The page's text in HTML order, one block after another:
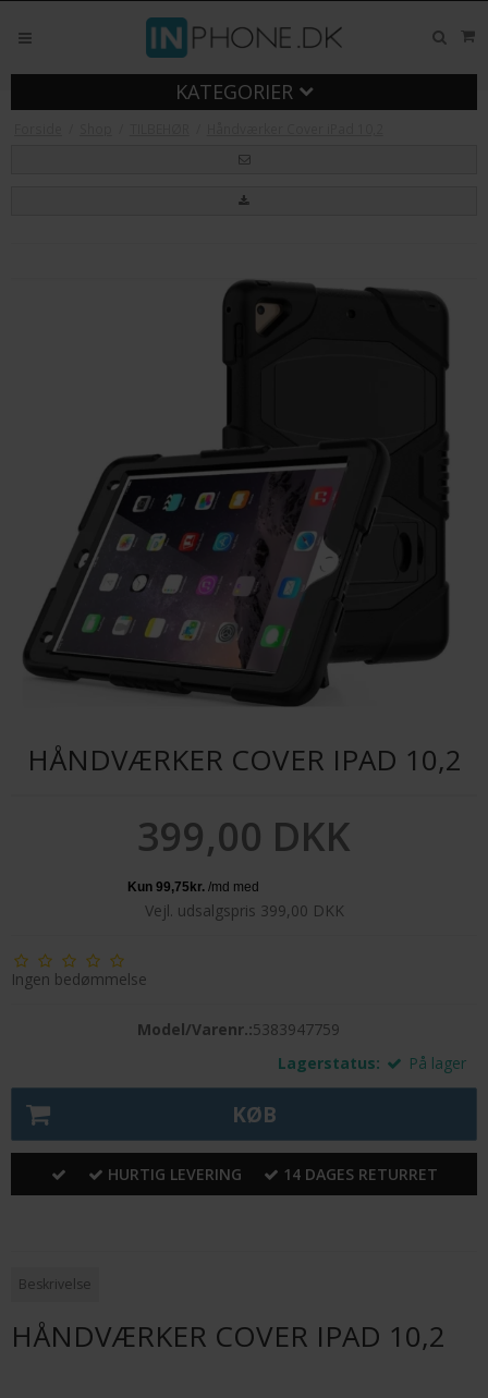
KATEGORIER
HÅNDVÆRKER COVER IPAD 10,2
399,00 DKK
Vejl. udsalgspris 399,00 DKK
Ingen bedømmelse
Model/Varenr.:5383947759
Lagerstatus:
På lager
KØB
HURTIG LEVERING 14 DAGES RETURRET
Beskrivelse
HÅNDVÆRKER COVER IPAD 10,2